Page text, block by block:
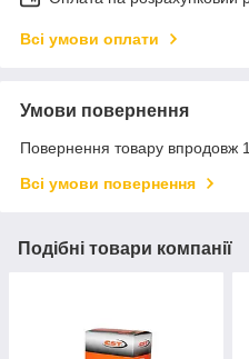
Всі умови оплати
Умови повернення
Повернення товару впродовж
Всі умови повернення
Подібні товари компанії